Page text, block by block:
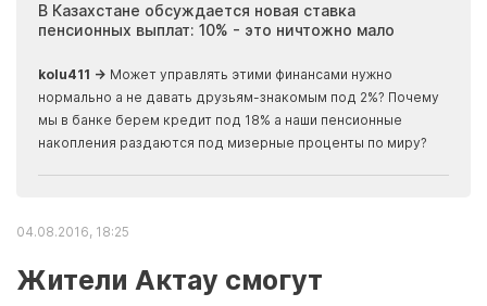
В Казахстане обсуждается новая ставка
пенсионных выплат: 10% - это ничтожно мало
kolu411 → Может управлять этими финансами нужно
нормально а не давать друзьям-знакомым под 2%? Почему
мы в банке берем кредит под 18% а наши пенсионные
накопления раздаются под мизерные проценты по миру?
04.08.2016, 18:25
Жители Актау смогут